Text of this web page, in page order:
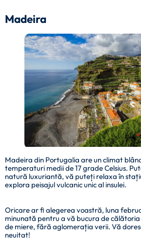
Madeira
Madeira din Portugalia are un climat
temperaturi medii de 17 grade Celsius.
natură luxuriantă, vă puteți relaxa în
explora peisajul vulcanic unic al insulei.
Oricare ar fi alegerea voastră, luna
minunată pentru a vă bucura de
de miere, fără aglomerația verii. Vă
neuitat!